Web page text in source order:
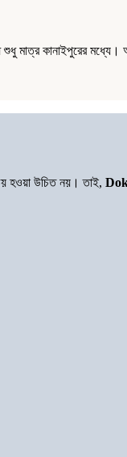
মাত্র কানাইপুরের
হওয়া উচিত নয়। তাই,